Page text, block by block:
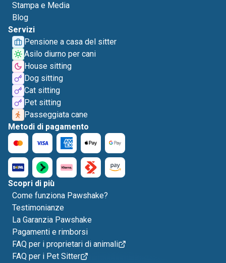
Stampa e Media
Blog
Servizi
Pensione a casa del sitter
Asilo diurno per cani
House sitting
Dog sitting
Cat sitting
Pet sitting
Passeggiata cane
Metodi di pagamento
Scopri di più
Come funziona Pawshake?
Testimonianze
La Garanzia Pawshake
Pagamenti e rimborsi
FAQ per i proprietari di animali
FAQ per i Pet Sitter